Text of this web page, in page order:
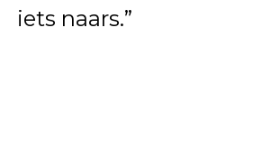
iets naars.”